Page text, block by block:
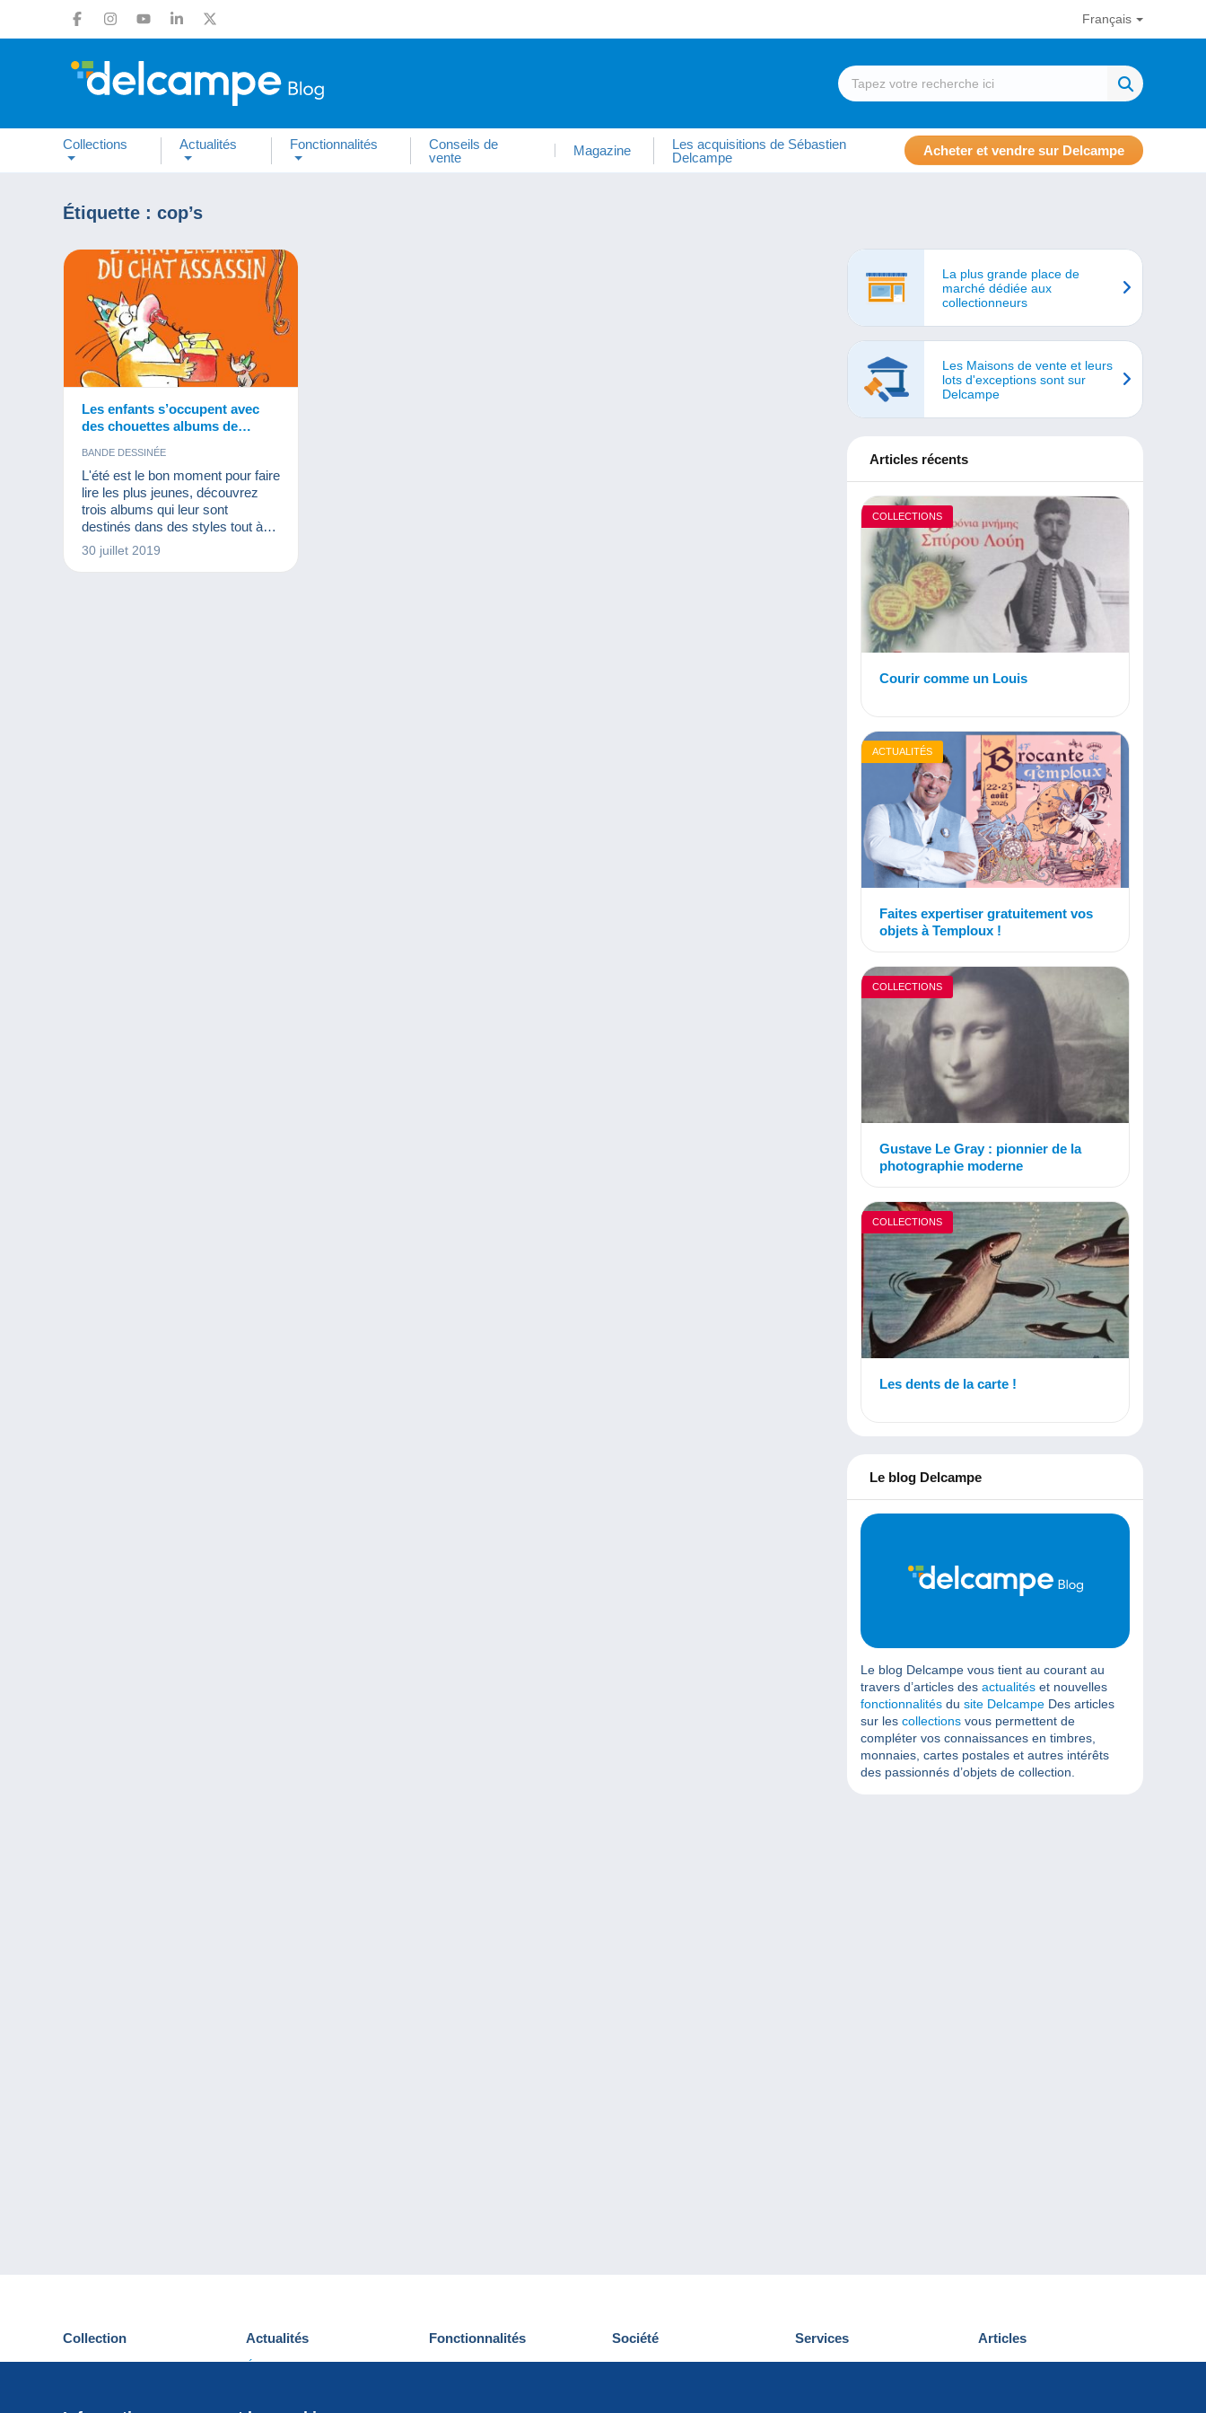
Français
Collections Actualités Fonctionnalités
Conseils de
vente
Magazine
Les acquisitions de Sébastien
Delcampe
Acheter et vendre sur Delcampe
Étiquette : cop’s
Les enfants s’occupent avec
des chouettes albums de
bandes dessinées !
BANDE DESSINÉE
L'été est le bon moment pour faire
lire les plus jeunes, découvrez
trois albums qui leur sont
destinés dans des styles tout à
fait différents.
30 juillet 2019
La plus grande place de
marché dédiée aux
collectionneurs
Les Maisons de vente et leurs
lots d'exceptions sont sur
Delcampe
Articles récents
COLLECTIONS
Courir comme un Louis
ACTUALITÉS
Faites expertiser gratuitement vos
objets à Temploux !
COLLECTIONS
Gustave Le Gray : pionnier de la
photographie moderne
COLLECTIONS
Les dents de la carte !
Le blog Delcampe
Le blog Delcampe vous tient au courant au
travers d’articles des actualités et nouvelles
fonctionnalités du site Delcampe Des articles
sur les collections vous permettent de
compléter vos connaissances en timbres,
monnaies, cartes postales et autres intérêts
des passionnés d’objets de collection.
Collection
Cartes postales
Actualités
Événements Delcampe
Fonctionnalités
Nouveautés
Société
Qui sommes-nous
Services
Découvrir Delcampe
Articles